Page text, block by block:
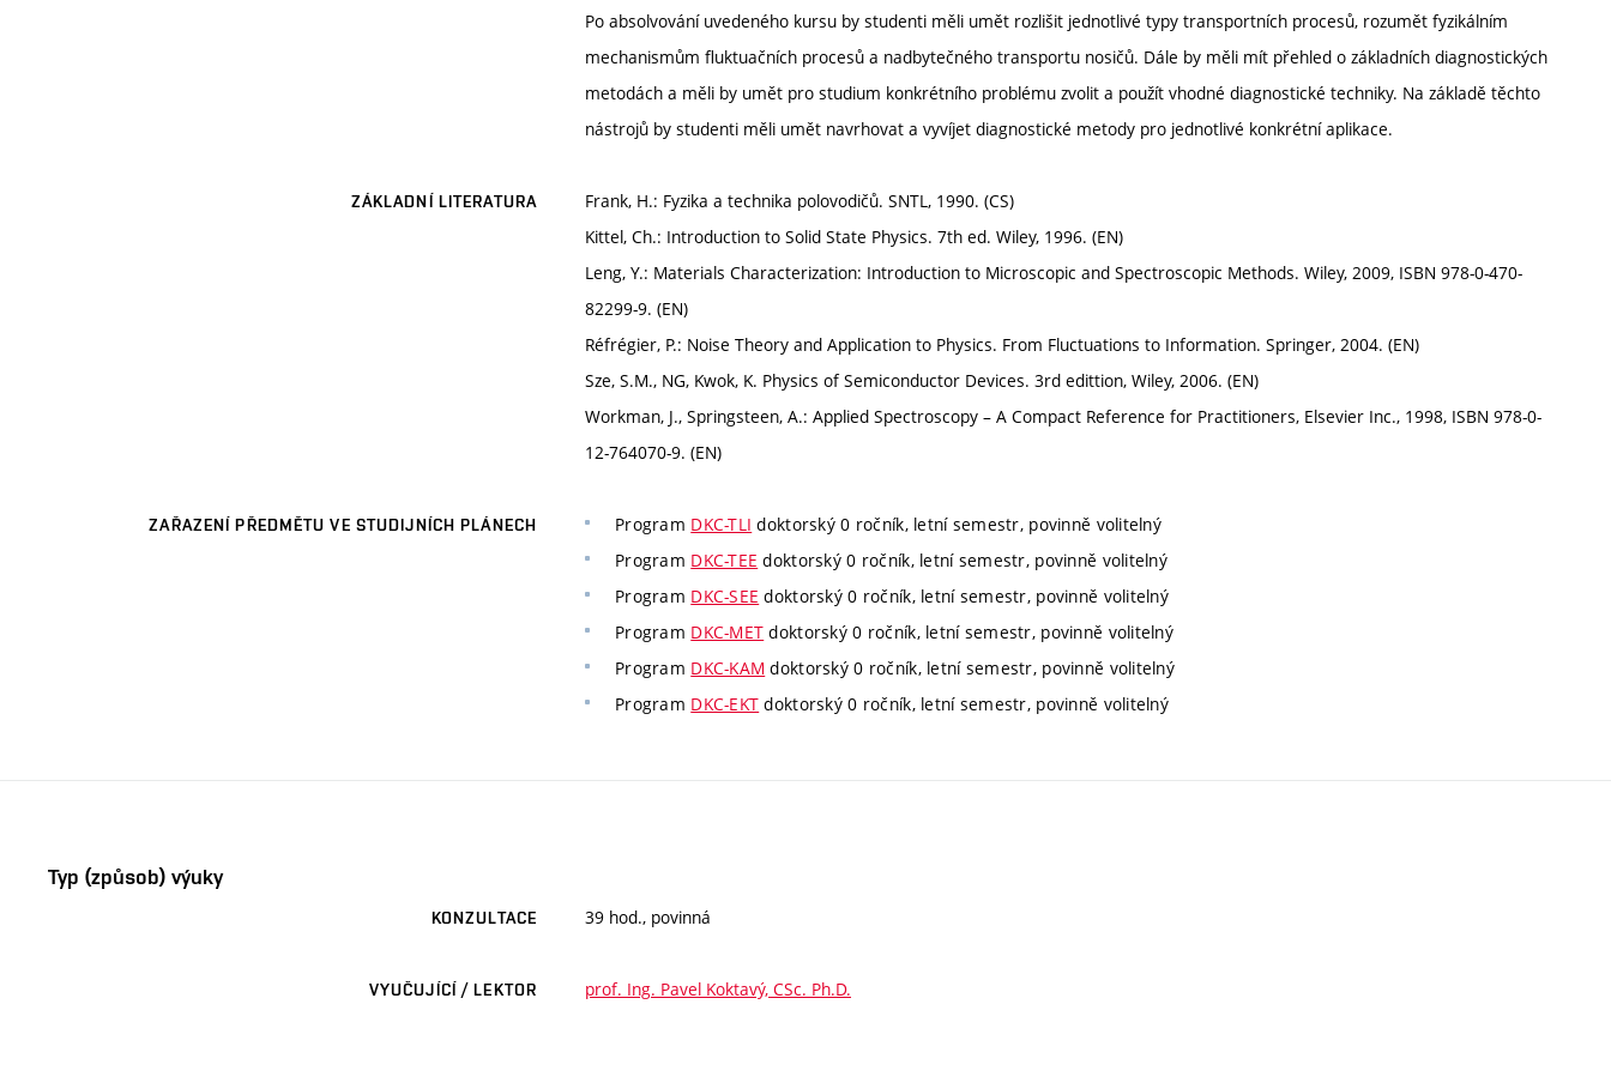
Po absolvování uvedeného kursu by studenti měli umět rozlišit jednotlivé typy transportních procesů, rozumět fyzikálním
mechanismům fluktuačních procesů a nadbytečného transportu nosičů. Dále by měli mít přehled o základních diagnostických
metodách a měli by umět pro studium konkrétního problému zvolit a použít vhodné diagnostické techniky. Na základě těchto
nástrojů by studenti měli umět navrhovat a vyvíjet diagnostické metody pro jednotlivé konkrétní aplikace.
ZÁKLADNÍ LITERATURA
Frank, H.: Fyzika a technika polovodičů. SNTL, 1990. (CS)
Kittel, Ch.: Introduction to Solid State Physics. 7th ed. Wiley, 1996. (EN)
Leng, Y.: Materials Characterization: Introduction to Microscopic and Spectroscopic Methods. Wiley, 2009, ISBN 978-0-470-
82299-9. (EN)
Réfrégier, P.: Noise Theory and Application to Physics. From Fluctuations to Information. Springer, 2004. (EN)
Sze, S.M., NG, Kwok, K. Physics of Semiconductor Devices. 3rd edittion, Wiley, 2006. (EN)
Workman, J., Springsteen, A.: Applied Spectroscopy – A Compact Reference for Practitioners, Elsevier Inc., 1998, ISBN 978-0-
12-764070-9. (EN)
ZAŘAZENÍ PŘEDMĚTU VE STUDIJNÍCH PLÁNECH Program DKC-TLI doktorský 0 ročník, letní semestr, povinně volitelný
Program DKC-TEE doktorský 0 ročník, letní semestr, povinně volitelný
Program DKC-SEE doktorský 0 ročník, letní semestr, povinně volitelný
Program DKC-MET doktorský 0 ročník, letní semestr, povinně volitelný
Program DKC-KAM doktorský 0 ročník, letní semestr, povinně volitelný
Program DKC-EKT doktorský 0 ročník, letní semestr, povinně volitelný
Typ (způsob) výuky
KONZULTACE 39 hod., povinná
VYUČUJÍCÍ / LEKTOR prof. Ing. Pavel Koktavý, CSc. Ph.D.